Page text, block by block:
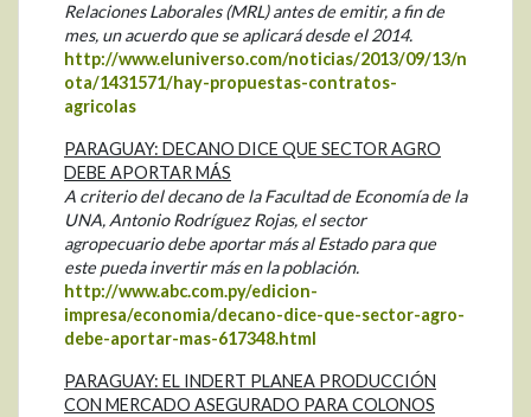
Relaciones Laborales (MRL) antes de emitir, a fin de
mes, un acuerdo que se aplicará desde el 2014.
http://www.eluniverso.com/noticias/2013/09/13/n
ota/1431571/hay-propuestas-contratos-
agricolas
PARAGUAY: DECANO DICE QUE SECTOR AGRO
DEBE APORTAR MÁS
A criterio del decano de la Facultad de Economía de la
UNA, Antonio Rodríguez Rojas, el sector
agropecuario debe aportar más al Estado para que
este pueda invertir más en la población.
http://www.abc.com.py/edicion-
impresa/economia/decano-dice-que-sector-agro-
debe-aportar-mas-617348.html
PARAGUAY: EL INDERT PLANEA PRODUCCIÓN
CON MERCADO ASEGURADO PARA COLONOS